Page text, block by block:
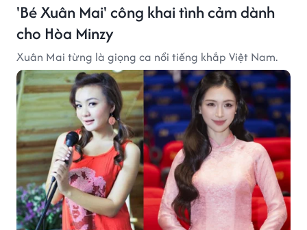
'Bé Xuân Mai' công khai tình cảm dành
cho Hòa Minzy
Xuân Mai từng là giọng ca nổi tiếng khắp Việt Nam.